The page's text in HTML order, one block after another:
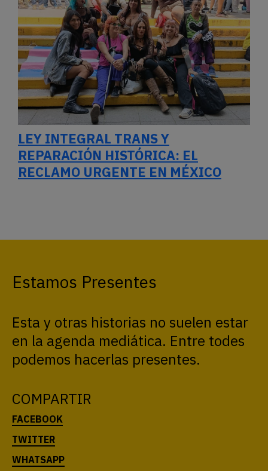
LEY INTEGRAL TRANS Y
REPARACIÓN HISTÓRICA: EL
RECLAMO URGENTE EN MÉXICO
Estamos Presentes
Esta y otras historias no suelen estar
en la agenda mediática. Entre todes
podemos hacerlas presentes.
COMPARTIR